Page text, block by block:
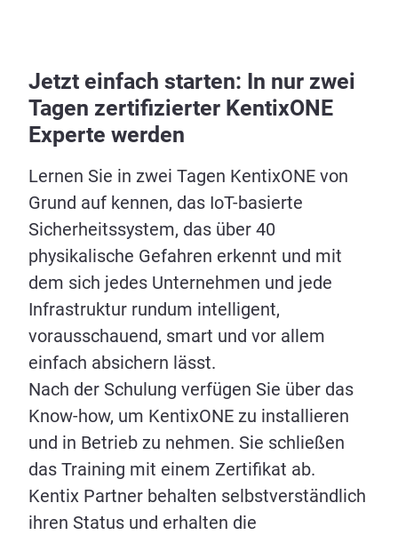
Jetzt einfach starten: In nur zwei
Tagen zertifizierter KentixONE
Experte werden
Lernen Sie in zwei Tagen KentixONE von
Grund auf kennen, das IoT-basierte
Sicherheitssystem, das über 40
physikalische Gefahren erkennt und mit
dem sich jedes Unternehmen und jede
Infrastruktur rundum intelligent,
vorausschauend, smart und vor allem
einfach absichern lässt.
Nach der Schulung verfügen Sie über das
Know-how, um KentixONE zu installieren
und in Betrieb zu nehmen. Sie schließen
das Training mit einem Zertifikat ab.
Kentix Partner behalten selbstverständlich
ihren Status und erhalten die